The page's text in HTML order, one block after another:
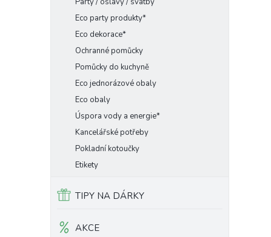
Eco party produkty*
Eco dekorace*
Ochranné pomůcky
Pomůcky do kuchyně
Eco jednorázové obaly
Eco obaly
Úspora vody a energie*
Kancelářské potřeby
Pokladní kotoučky
Etikety
TIPY NA DÁRKY
AKCE